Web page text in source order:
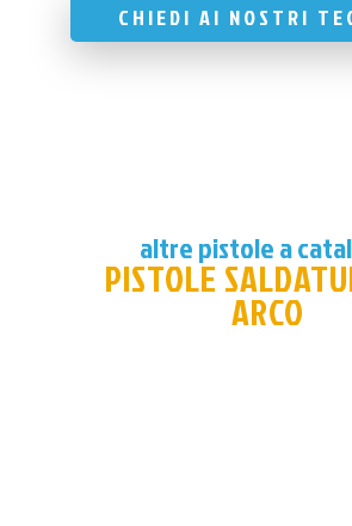
CHIEDI AI NOSTRI
altre pistole a
PISTOLE
ARCO